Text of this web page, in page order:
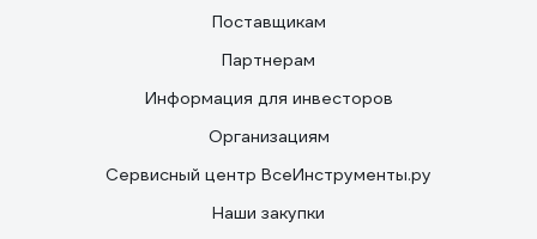
Поставщикам
Партнерам
Информация для инвесторов
Организациям
Сервисный центр ВсеИнструменты.ру
Наши закупки